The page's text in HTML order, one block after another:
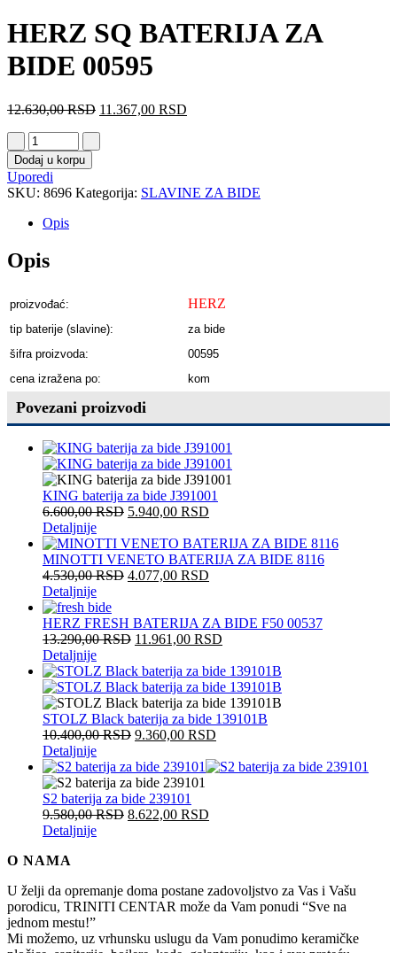
HERZ SQ BATERIJA ZA
BIDE 00595
12.630,00RSD 11.367,00 RSD
Dodaj u korpu
Uporedi
SKU: 8696 Kategorija: SLAVINE ZA BIDE
Opis
Opis
proizvođać: HERZ
tip baterije (slavine):
za bide
šifra proizvoda:
00595
cena izražena po:
kom
Povezani proizvodi
KING baterija za bide J391001
6.600,00RSD 5.940,00 RSD
Detaljnije
MINOTTI VENETO BATERIJA ZA BIDE 8116
4.530,00RSD 4.077,00 RSD
Detaljnije
HERZ FRESH BATERIJA ZA BIDE F50 00537
13.290,00RSD 11.961,00 RSD
Detaljnije
STOLZ Black baterija za bide 139101B
10.400,00RSD 9.360,00 RSD
Detaljnije
S2 baterija za bide 239101
9.580,00RSD 8.622,00 RSD
Detaljnije
O NAMA
U želji da opremanje doma postane zadovoljstvo za Vas i Vašu
porodicu, TRINITI CENTAR može da Vam ponudi “Sve na
jednom mestu!”
Mi možemo, uz vrhunsku uslugu da Vam ponudimo keramičke